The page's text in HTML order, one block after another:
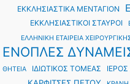
ΕΚΚΛΗΣΙΑΣΤΙΚΑ ΜΕΝΤΑΓΙΟΝ
ΕΚΚΛΗΣΙΑΣΤΙΚΟΙ ΣΤΑΥΡΟΙ
ΕΛΛΗΝΙΚΗ ΕΤΑΙΡΕΙΑ
ΕΝΟΠΛΕΣ
ΘΗΤΕΙΑ
ΙΔΙΩΤΙΚΟΣ ΤΟΜΕΑΣ